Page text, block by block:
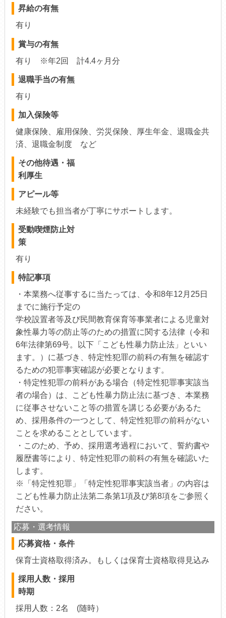
昇給の有無
有り
賞与の有無
有り ※年2回 計4.4ヶ月分
退職手当の有無
有り
加入保険等
健康保険、雇用保険、労災保険、厚生年金、退職金共
済、退職金制度 など
その他待遇・福
利厚生
アピール等
未経験でも担当者が丁寧にサポートします。
受動喫煙防止対
策
有り
特記事項
・本業務へ従事するに当たっては、令和8年12月25日
までに施行予定の
学校設置者等及び民間教育保育等事業者による児童対
象性暴力等の防止等のための措置に関する法律（令和
6年法律第69号。以下「こども性暴力防止法」といい
ます。）に基づき、特定性犯罪の前科の有無を確認す
るための犯罪事実確認が必要となります。
・特定性犯罪の前科がある場合（特定性犯罪事実該当
者の場合）は、こども性暴力防止法に基づき、本業務
に従事させないこと等の措置を講じる必要があるた
め、採用条件の一つとして、特定性犯罪の前科がない
ことを求めることとしています。
・このため、予め、採用選考過程において、誓約書や
履歴書等により、特定性犯罪の前科の有無を確認いた
します。
※「特定性犯罪」「特定性犯罪事実該当者」の内容は
こども性暴力防止法第二条第1項及び第8項をご参照く
ださい。
応募・選考情報
応募資格・条件
保育士資格取得済み。もしくは保育士資格取得見込み
採用人数・採用
時期
採用人数：2名 (随時）